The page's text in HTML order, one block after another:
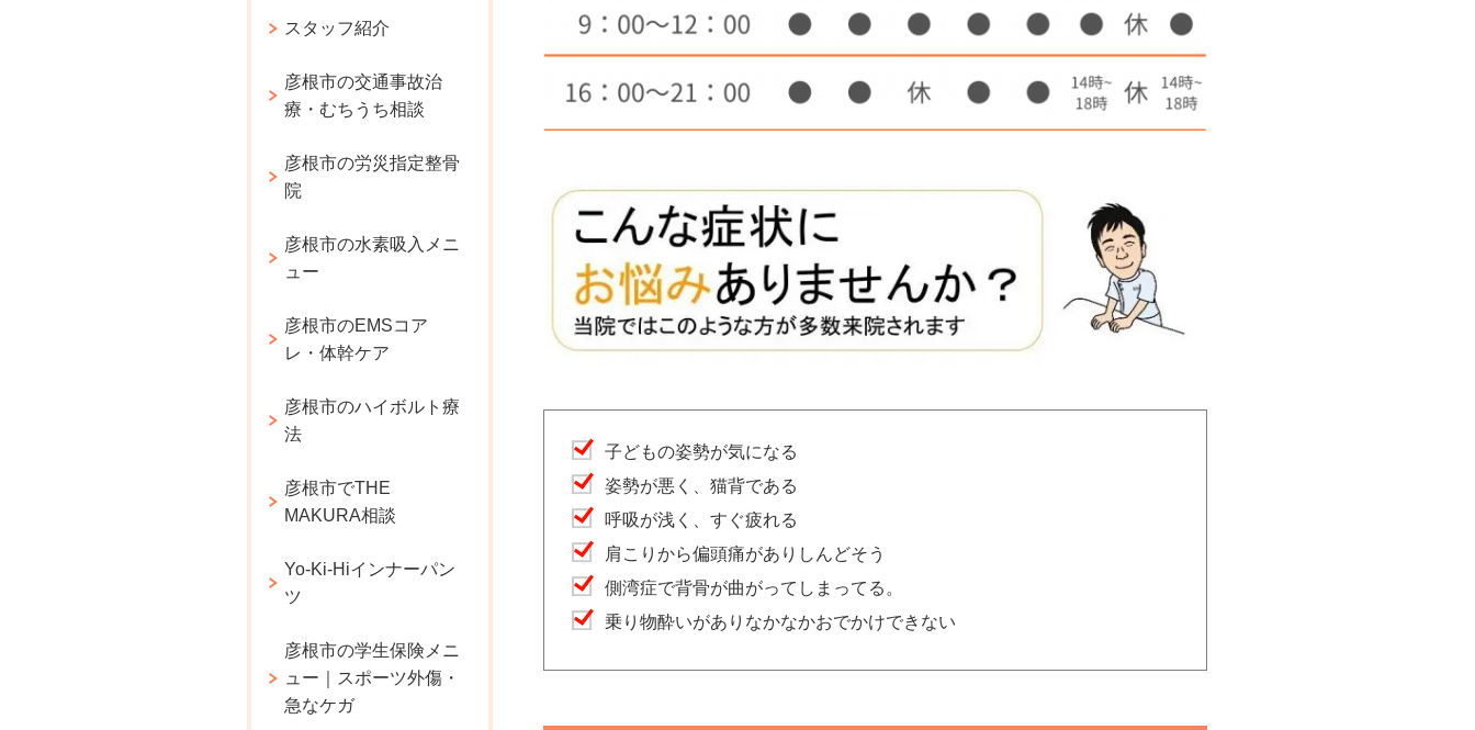
子どもの姿勢が気になる
姿勢が悪く、猫背である
呼吸が浅く、すぐ疲れる
肩こりから偏頭痛がありしんどそう
側湾症で背骨が曲がってしまってる。
乗り物酔いがありなかなかおでかけできない
スタッフ紹介
彦根市の交通事故治
療・むちうち相談
彦根市の労災指定整骨
院
彦根市の水素吸入メニ
ュー
彦根市のEMSコア
レ・体幹ケア
彦根市のハイボルト療
法
彦根市でTHE
MAKURA相談
Yo-Ki-Hiインナーパン
ツ
彦根市の学生保険メニ
ュー｜スポーツ外傷・
急なケガ